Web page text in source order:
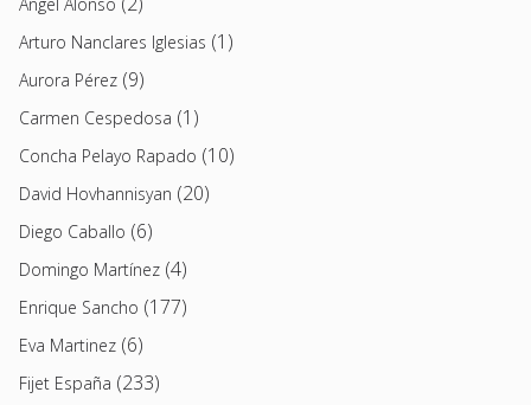
Arturo Nanclares Iglesias (1)
Aurora Pérez (9)
Carmen Cespedosa (1)
Concha Pelayo Rapado (10)
David Hovhannisyan (20)
Diego Caballo (6)
Domingo Martínez (4)
Enrique Sancho (177)
Eva Martinez (6)
Fijet España (233)